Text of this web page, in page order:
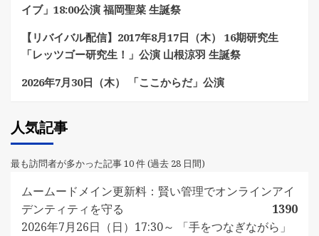
イブ」18:00公演 福岡聖菜 生誕祭
【リバイバル配信】2017年8月17日（木） 16期研究生
「レッツゴー研究生！」公演 山根涼羽 生誕祭
2026年7月30日（木） 「ここからだ」公演
人気記事
最も訪問者が多かった記事 10 件 (過去 28 日間)
ムームードメイン更新料：賢い管理でオンラインアイ
デンティティを守る
1390
2026年7月26日（日）17:30～ 「手をつなぎながら」